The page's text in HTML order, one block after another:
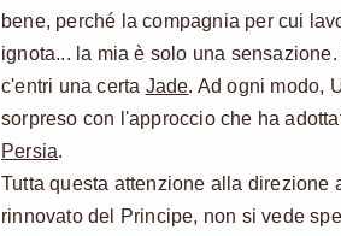
bene, perché la compagnia per cui
ignota... la mia è solo una
c'entri una certa Jade. Ad ogni modo,
sorpreso con l'approccio che ha
Persia.
Tutta questa attenzione alla direzione
rinnovato del Principe, non si vede